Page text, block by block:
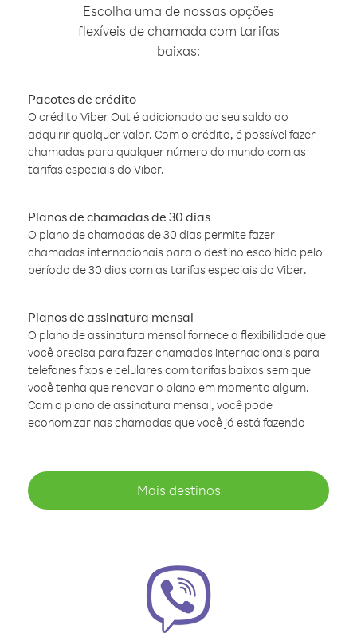
Escolha uma de nossas opções
flexíveis de chamada com tarifas
baixas:
Pacotes de crédito
O crédito Viber Out é adicionado ao seu saldo ao
adquirir qualquer valor. Com o crédito, é possível fazer
chamadas para qualquer número do mundo com as
tarifas especiais do Viber.
Planos de chamadas de 30 dias
O plano de chamadas de 30 dias permite fazer
chamadas internacionais para o destino escolhido pelo
período de 30 dias com as tarifas especiais do Viber.
Planos de assinatura mensal
O plano de assinatura mensal fornece a flexibilidade que
você precisa para fazer chamadas internacionais para
telefones fixos e celulares com tarifas baixas sem que
você tenha que renovar o plano em momento algum.
Com o plano de assinatura mensal, você pode
economizar nas chamadas que você já está fazendo
Mais destinos